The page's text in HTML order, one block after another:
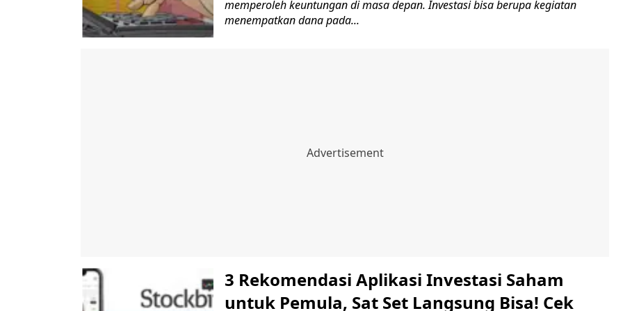
memperoleh keuntungan di masa depan. Investasi bisa berupa kegiatan
menempatkan dana pada...
3 Rekomendasi Aplikasi Investasi Saham
untuk Pemula, Sat Set Langsung Bisa! Cek